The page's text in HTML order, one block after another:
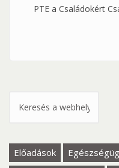
PTE a Családokért
Keresés űrlap
Előadások